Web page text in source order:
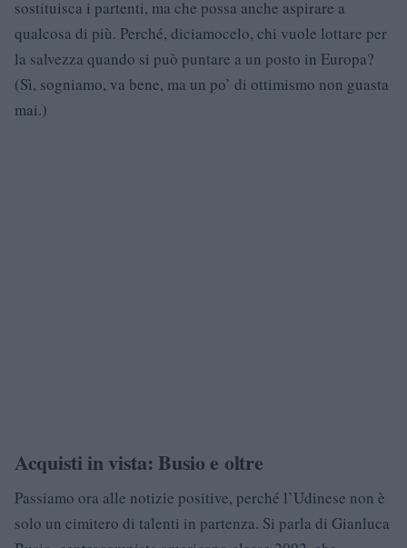
sostituisca i partenti, ma che possa anche aspirare a
qualcosa di più. Perché, diciamocelo, chi vuole lottare per
la salvezza quando si può puntare a un posto in Europa?
(Sì, sogniamo, va bene, ma un po’ di ottimismo non guasta
mai.)
Acquisti in vista: Busio e oltre
Passiamo ora alle notizie positive, perché l’Udinese non è
solo un cimitero di talenti in partenza. Si parla di Gianluca